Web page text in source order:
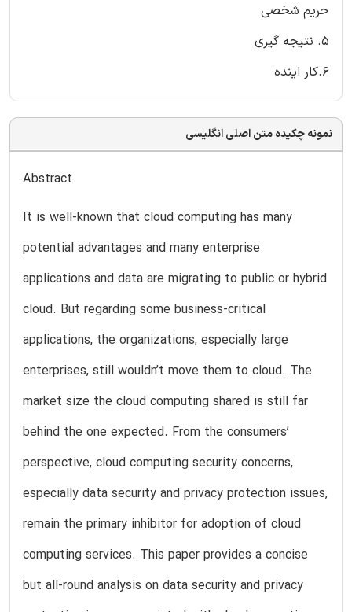
حریم شخصی
5. نتیجه گیری
6.کار اینده
نمونه چکیده متن اصلی انگلیسی
Abstract
It is well-known that cloud computing has many
potential advantages and many enterprise
applications and data are migrating to public or hybrid
cloud. But regarding some business-critical
applications, the organizations, especially large
enterprises, still wouldn’t move them to cloud. The
market size the cloud computing shared is still far
behind the one expected. From the consumers’
perspective, cloud computing security concerns,
especially data security and privacy protection issues,
remain the primary inhibitor for adoption of cloud
computing services. This paper provides a concise
but all-round analysis on data security and privacy